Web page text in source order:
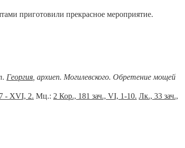
приготовили прекрасное мероприятие.
Георгия , архиеп. Могилевского. Обретение мощей
- XVI, 2. Мц.: 2 Кор., 181 зач., VI, 1-10. Лк., 33 зач.,